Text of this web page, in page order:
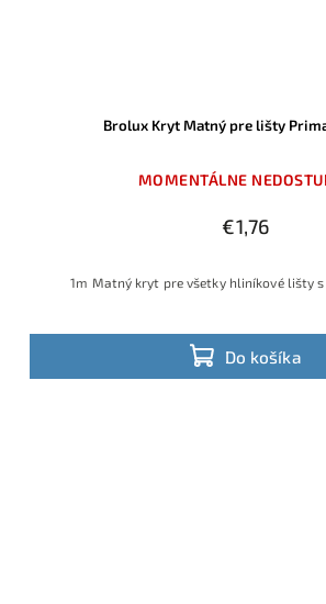
Brolux Kryt Matný pre lišty
MOMENTÁLNE
€1,76
Do košíka
1m Matný kryt pre všetky hliníkové lišty